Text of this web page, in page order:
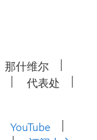
那什维尔
代表处
YouTube